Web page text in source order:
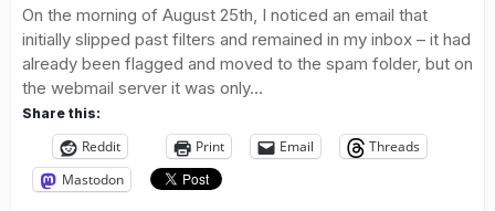
On the morning of August 25th, I noticed an email that
initially slipped past filters and remained in my inbox – it had
already been flagged and moved to the spam folder, but on
the webmail server it was only...
Share this:
Reddit Print Email
Threads
Mastodon